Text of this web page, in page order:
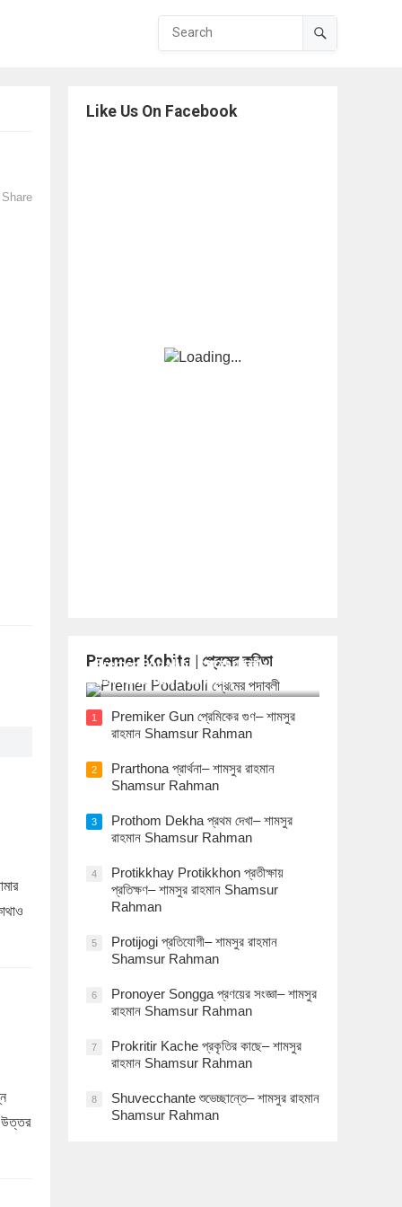
Share
উত্তর
Like Us On Facebook
Premer Kobita | প্রেমের কবিতা
Premer Podaboli প্রেমের পদাবলী– শামসুর
রাহমান Shamsur Rahman
1
Premiker Gun প্রেমিকের গুণ– শামসুর
রাহমান Shamsur Rahman
2
Prarthona প্রার্থনা– শামসুর রাহমান
Shamsur Rahman
3
Prothom Dekha প্রথম দেখা– শামসুর
রাহমান Shamsur Rahman
4
Protikkhay Protikkhon প্রতীক্ষায়
প্রতিক্ষণ– শামসুর রাহমান Shamsur
Rahman
5
Protijogi প্রতিযোগী– শামসুর রাহমান
Shamsur Rahman
6
Pronoyer Songga প্রণয়ের সংজ্ঞা– শামসুর
রাহমান Shamsur Rahman
7
Prokritir Kache প্রকৃতির কাছে– শামসুর
রাহমান Shamsur Rahman
8
Shuvecchante শুভেচ্ছান্তে– শামসুর রাহমান
Shamsur Rahman